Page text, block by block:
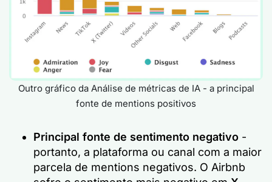
Outro gráfico da Análise de métricas de IA - a principal
fonte de mentions positivos
Principal fonte de sentimento negativo -
portanto, a plataforma ou canal com a maior
parcela de mentions negativos. O Airbnb